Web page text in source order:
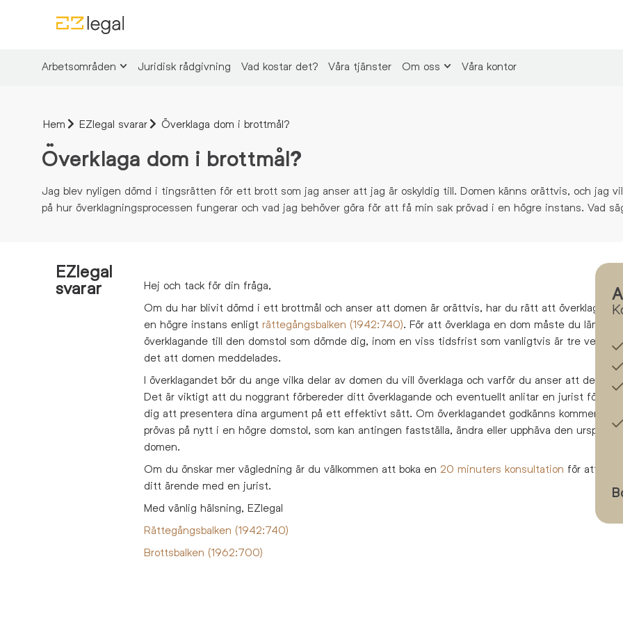
Arbetsområden Juridisk rådgivning Vad kostar det? Våra tjänster Om oss Våra kontor
Hem EZlegal svarar Överklaga dom i brottmål?
Överklaga dom i brottmål?
Jag blev nyligen dömd i tingsrätten för ett brott som jag anser att jag är oskyldig till. Domen känns orättvis, och jag
på hur överklagningsprocessen fungerar och vad jag behöver göra för att få min sak prövad i en högre instans. Vad
EZlegal
svarar
Hej och tack för din fråga,
Om du har blivit dömd i ett brottmål och anser att domen är orättvis, har du rätt att överklaga
en högre instans enligt rättegångsbalken (1942:740). För att överklaga en dom måste du lämna
överklagande till den domstol som dömde dig, inom en viss tidsfrist som vanligtvis är tre veckor
det att domen meddelades.
I överklagandet bör du ange vilka delar av domen du vill överklaga och varför du anser att de ska
Det är viktigt att du noggrant förbereder ditt överklagande och eventuellt anlitar en jurist för att
dig att presentera dina argument på ett effektivt sätt. Om överklagandet godkänns kommer
prövas på nytt i en högre domstol, som kan antingen fastställa, ändra eller upphäva den
domen.
Om du önskar mer vägledning är du välkommen att boka en 20 minuters konsultation för att
ditt ärende med en jurist.
Med vänlig hälsning, EZlegal
Rättegångsbalken (1942:740)
Brottsbalken (1962:700)